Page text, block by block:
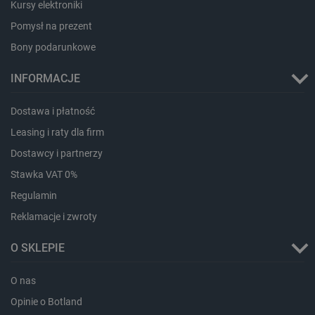
Kursy elektroniki
Pomysł na prezent
Bony podarunkowe
INFORMACJE
Dostawa i płatność
Leasing i raty dla firm
Dostawcy i partnerzy
Stawka VAT 0%
Regulamin
Reklamacje i zwroty
O SKLEPIE
O nas
Opinie o Botland
.botland.com.pl